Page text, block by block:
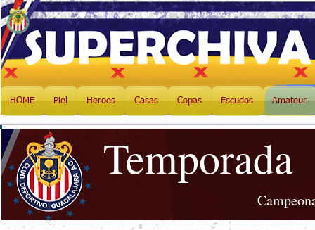
HOME Piel Heroes Casas Copas Escudos Amateur
Temporada